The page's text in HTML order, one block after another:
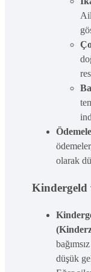
olarak
Kindergeld
düşük